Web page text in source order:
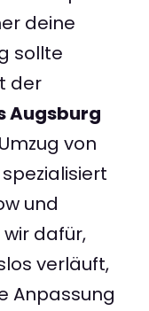
deine
sollte
der
Augsburg
von
und
dafür,
verläuft,
Anpassung